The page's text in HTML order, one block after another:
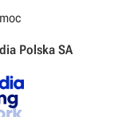
Polska SA